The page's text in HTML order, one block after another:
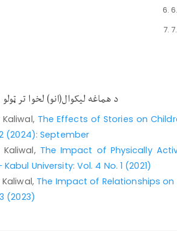
7. حیدر ویس، نرګس. (۱۳۷۸). ((بررسی عوامل اجتماعی مؤثر بر میزان مشارکت دانش آموزان در فعایت‌های فوق برنامه
د هماغه لیکوال(انو) لخوا تر
The Effects of Stories on
(2024): September
The Impact of Physically
University: Vol. 4 No. 1 (2021)
The Impact of Relationships
(2023)